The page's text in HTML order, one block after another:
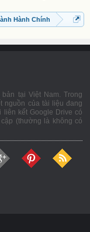
Hành Chính
tại Việt Nam. Trong
nguồn của tài liệu đang
kết Google Drive có
(thường là không có